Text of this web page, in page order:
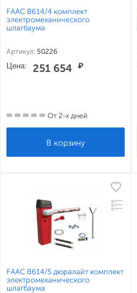
FAAC B614/4 комплект
электромеханического
шлагбаума
Артикул: 50226
Цена: 251 654 ₽
От 2-х дней
FAAC B614/5 дюралайт комплект
электромеханического
шлагбаума